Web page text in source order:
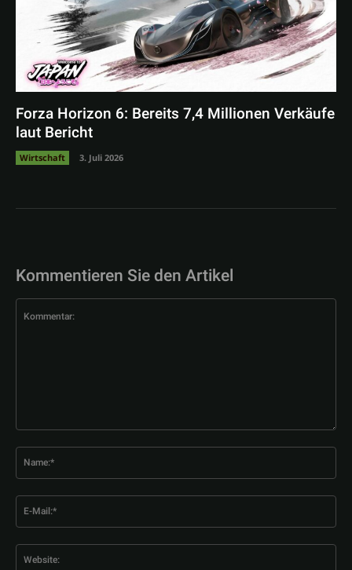
Forza Horizon 6: Bereits 7,4 Millionen Verkäufe
laut Bericht
Wirtschaft 3. Juli 2026
Kommentieren Sie den Artikel